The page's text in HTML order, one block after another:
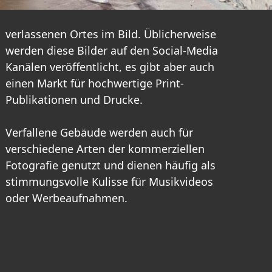
verlassenen Ortes im Bild. Üblicherweise
werden diese Bilder auf den Social-Media
Kanälen veröffentlicht, es gibt aber auch
einen Markt für hochwertige Print-
Publikationen und Drucke.
Verfallene Gebäude werden auch für
verschiedene Arten der kommerziellen
Fotografie genutzt und dienen häufig als
stimmungsvolle Kulisse für Musikvideos
oder Werbeaufnahmen.